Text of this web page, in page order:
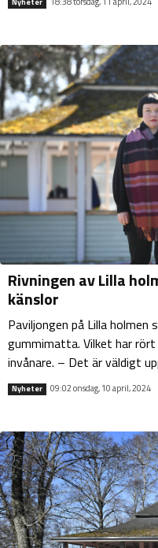
Rivningen av Lilla
känslor
Paviljongen på Lilla holmen
gummimatta. Vilket har
invånare. – Det är väldigt
Nyheter 09:02 onsdag, 10 april, 2024